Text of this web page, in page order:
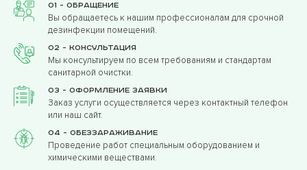
01 - Обращение
Вы обращаетесь к нашим профессионалам для срочной
дезинфекции помещений.
02 - Консультация
Мы консультируем по всем требованиям и стандартам
санитарной очистки.
03 - Оформление заявки
Заказ услуги осуществляется через контактный телефон
или наш сайт.
04 - Обеззараживание
Проведение работ специальным оборудованием и
химическими веществами.